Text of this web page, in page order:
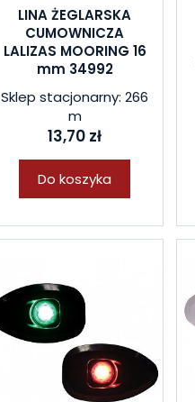
LINA ŻEGLARSKA
CUMOWNICZA
LALIZAS MOORING 16
mm 34992
Sklep stacjonarny: 266
m
13,70 zł
Do koszyka